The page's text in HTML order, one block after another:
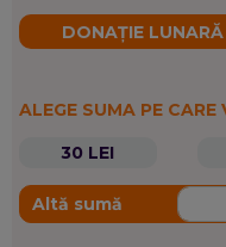
DONAȚIE LUNARĂ
ALEGE SUMA PE CARE
30 LEI
Altă sumă